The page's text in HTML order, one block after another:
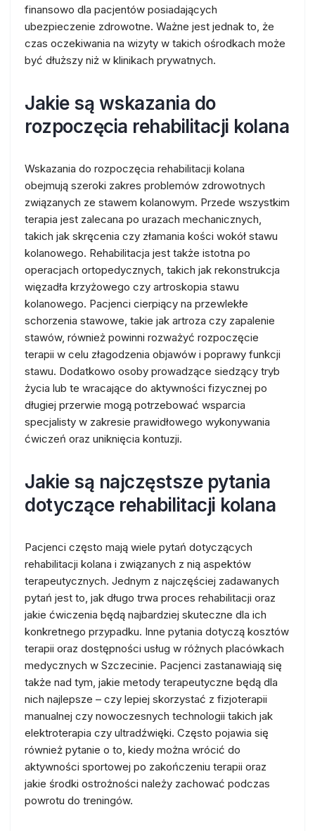
finansowo dla pacjentów posiadających
ubezpieczenie zdrowotne. Ważne jest jednak to, że
czas oczekiwania na wizyty w takich ośrodkach może
być dłuższy niż w klinikach prywatnych.
Jakie są wskazania do
rozpoczęcia rehabilitacji kolana
Wskazania do rozpoczęcia rehabilitacji kolana
obejmują szeroki zakres problemów zdrowotnych
związanych ze stawem kolanowym. Przede wszystkim
terapia jest zalecana po urazach mechanicznych,
takich jak skręcenia czy złamania kości wokół stawu
kolanowego. Rehabilitacja jest także istotna po
operacjach ortopedycznych, takich jak rekonstrukcja
więzadła krzyżowego czy artroskopia stawu
kolanowego. Pacjenci cierpiący na przewlekłe
schorzenia stawowe, takie jak artroza czy zapalenie
stawów, również powinni rozważyć rozpoczęcie
terapii w celu złagodzenia objawów i poprawy funkcji
stawu. Dodatkowo osoby prowadzące siedzący tryb
życia lub te wracające do aktywności fizycznej po
długiej przerwie mogą potrzebować wsparcia
specjalisty w zakresie prawidłowego wykonywania
ćwiczeń oraz uniknięcia kontuzji.
Jakie są najczęstsze pytania
dotyczące rehabilitacji kolana
Pacjenci często mają wiele pytań dotyczących
rehabilitacji kolana i związanych z nią aspektów
terapeutycznych. Jednym z najczęściej zadawanych
pytań jest to, jak długo trwa proces rehabilitacji oraz
jakie ćwiczenia będą najbardziej skuteczne dla ich
konkretnego przypadku. Inne pytania dotyczą kosztów
terapii oraz dostępności usług w różnych placówkach
medycznych w Szczecinie. Pacjenci zastanawiają się
także nad tym, jakie metody terapeutyczne będą dla
nich najlepsze – czy lepiej skorzystać z fizjoterapii
manualnej czy nowoczesnych technologii takich jak
elektroterapia czy ultradźwięki. Często pojawia się
również pytanie o to, kiedy można wrócić do
aktywności sportowej po zakończeniu terapii oraz
jakie środki ostrożności należy zachować podczas
powrotu do treningów.